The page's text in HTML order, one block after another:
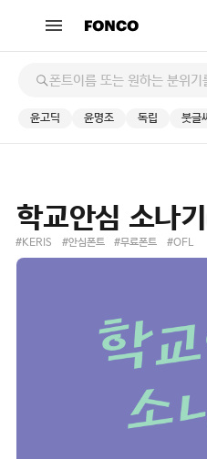
윤고딕 윤명조 독립 붓글
학교안심 소나기
#KERIS #안심폰트 #무료폰트 #OFL